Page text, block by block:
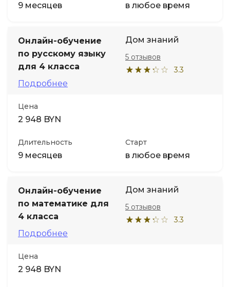
9 месяцев в любое время
Онлайн-обучение
по русскому языку
для 4 класса
Подробнее
Дом знаний
3.3
5 отзывов
Цена
2 948 BYN
Длительность
9 месяцев
Старт
в любое время
Онлайн-обучение
по математике для
4 класса
Подробнее
Дом знаний
3.3
5 отзывов
Цена
2 948 BYN